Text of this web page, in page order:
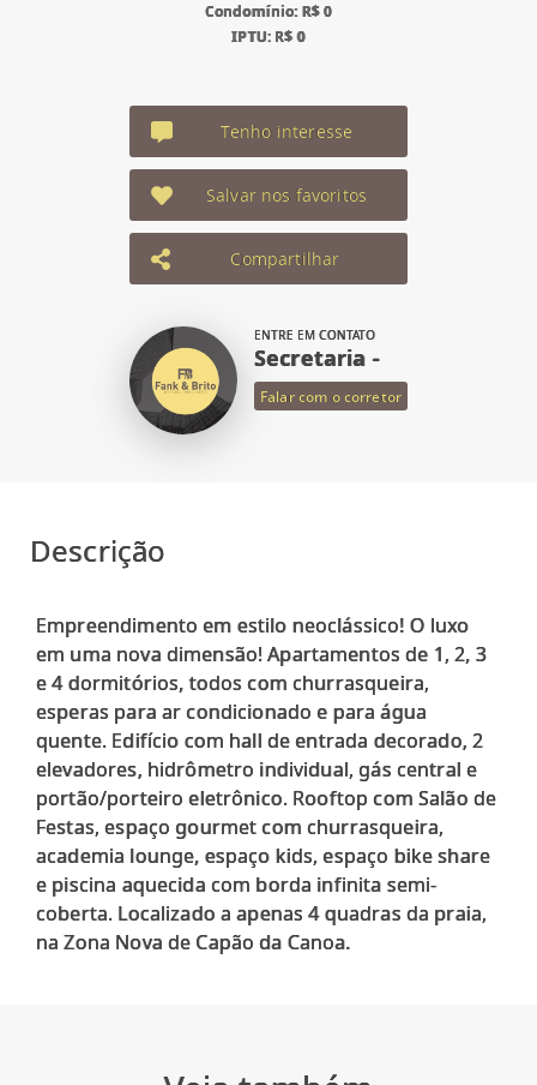
Condomínio: R$ 0
IPTU: R$ 0
Tenho interesse
Salvar nos favoritos
Compartilhar
ENTRE EM CONTATO
Secretaria -
Falar com o corretor
Descrição
Empreendimento em estilo neoclássico! O luxo
em uma nova dimensão! Apartamentos de 1, 2, 3
e 4 dormitórios, todos com churrasqueira,
esperas para ar condicionado e para água
quente. Edifício com hall de entrada decorado, 2
elevadores, hidrômetro individual, gás central e
portão/porteiro eletrônico. Rooftop com Salão de
Festas, espaço gourmet com churrasqueira,
academia lounge, espaço kids, espaço bike share
e piscina aquecida com borda infinita semi-
coberta. Localizado a apenas 4 quadras da praia,